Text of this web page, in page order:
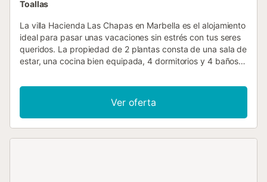
Toallas
La villa Hacienda Las Chapas en Marbella es el alojamiento
ideal para pasar unas vacaciones sin estrés con tus seres
queridos. La propiedad de 2 plantas consta de una sala de
estar, una cocina bien equipada, 4 dormitorios y 4 baños,
adicionales incluyen Wi-Fi de alta velocidad (apto para
videollamadas), televisión, aire acondicionado, lavadora y
secadora. Este alquiler de vacaciones ofrece un oasis
privado al aire libre con piscina, jardín, terraza
Ver oferta